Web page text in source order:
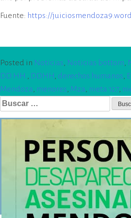
Fuente: https://
Posted in Noticias, Noticias bottom,
DD.HH., DDHH, derechos humanos,
Mendoza, menores, Mza, nieta 127,
Buscar: